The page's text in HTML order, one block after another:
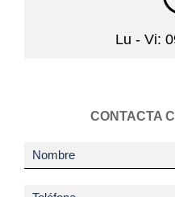
Lu - Vi:
CONTACTA